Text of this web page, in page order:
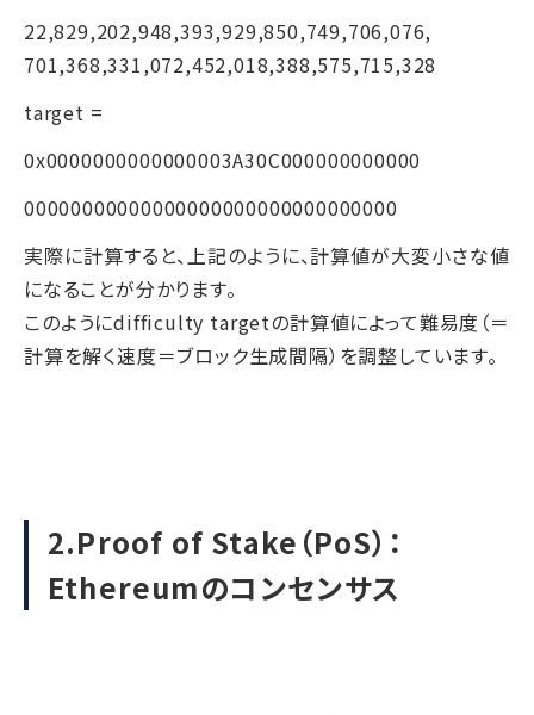
22,829,202,948,393,929,850,749,706,076,
701,368,331,072,452,018,388,575,715,328
target =
0x0000000000000003A30C000000000000
00000000000000000000000000000000
実際に計算すると、上記のように、計算値が大変小さな値
になることが分かります。
このようにdifficulty targetの計算値によって難易度（＝
計算を解く速度＝ブロック生成間隔）を調整しています。
2.Proof of Stake（PoS）：
Ethereumのコンセンサス